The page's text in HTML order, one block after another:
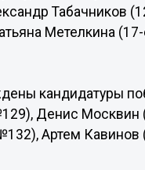
Табачников
Метелкина
кандидатуры
Денис Москвин
Артем Кавинов